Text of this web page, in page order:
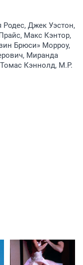
Родес, Джек Уэстон,
Макс Кэнтор,
Брюси» Морроу,
Миранда
Томас Кэннолд, М.Р.